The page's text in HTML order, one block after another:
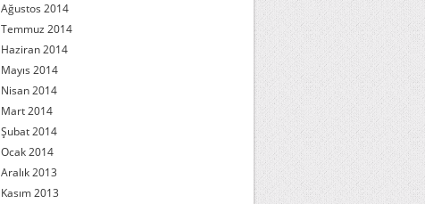
Ağustos 2014
Temmuz 2014
Haziran 2014
Mayıs 2014
Nisan 2014
Mart 2014
Şubat 2014
Ocak 2014
Aralık 2013
Kasım 2013